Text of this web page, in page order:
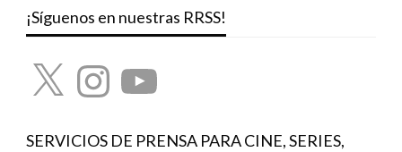
¡Síguenos en nuestras RRSS!
X InstagramYouTube
SERVICIOS DE PRENSA PARA CINE, SERIES,